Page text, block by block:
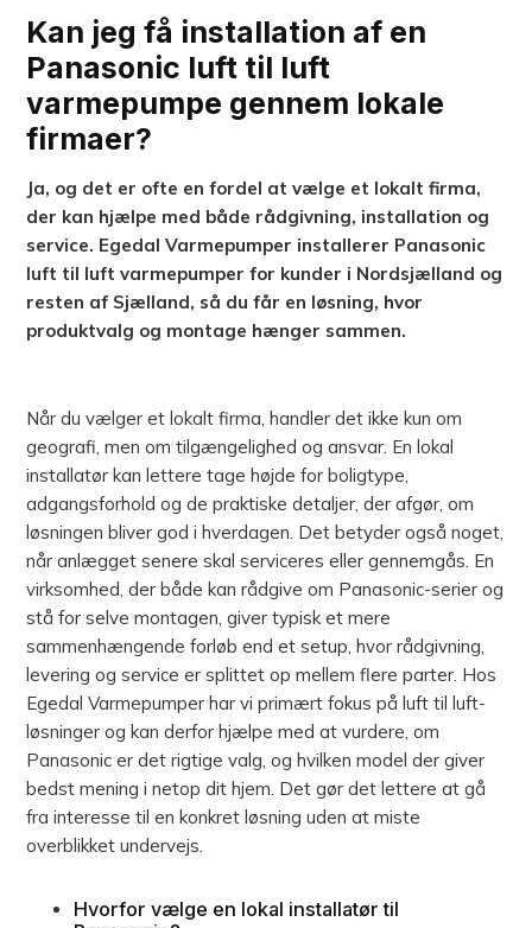
Kan jeg få installation af en
Panasonic luft til luft
varmepumpe gennem lokale
firmaer?
Ja, og det er ofte en fordel at vælge et lokalt firma,
der kan hjælpe med både rådgivning, installation og
service. Egedal Varmepumper installerer Panasonic
luft til luft varmepumper for kunder i Nordsjælland og
resten af Sjælland, så du får en løsning, hvor
produktvalg og montage hænger sammen.
Når du vælger et lokalt firma, handler det ikke kun om
geografi, men om tilgængelighed og ansvar. En lokal
installatør kan lettere tage højde for boligtype,
adgangsforhold og de praktiske detaljer, der afgør, om
løsningen bliver god i hverdagen. Det betyder også noget,
når anlægget senere skal serviceres eller gennemgås. En
virksomhed, der både kan rådgive om Panasonic-serier og
stå for selve montagen, giver typisk et mere
sammenhængende forløb end et setup, hvor rådgivning,
levering og service er splittet op mellem flere parter. Hos
Egedal Varmepumper har vi primært fokus på luft til luft-
løsninger og kan derfor hjælpe med at vurdere, om
Panasonic er det rigtige valg, og hvilken model der giver
bedst mening i netop dit hjem. Det gør det lettere at gå
fra interesse til en konkret løsning uden at miste
overblikket undervejs.
Hvorfor vælge en lokal installatør til